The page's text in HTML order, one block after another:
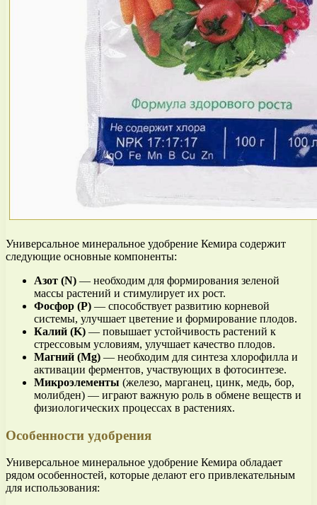
Универсальное минеральное удобрение Кемира содержит
следующие основные компоненты:
Азот (N) — необходим для формирования зеленой
массы растений и стимулирует их рост.
Фосфор (P) — способствует развитию корневой
системы, улучшает цветение и формирование плодов.
Калий (K) — повышает устойчивость растений к
стрессовым условиям, улучшает качество плодов.
Магний (Mg) — необходим для синтеза хлорофилла и
активации ферментов, участвующих в фотосинтезе.
Микроэлементы (железо, марганец, цинк, медь, бор,
молибден) — играют важную роль в обмене веществ и
физиологических процессах в растениях.
Особенности удобрения
Универсальное минеральное удобрение Кемира обладает
рядом особенностей, которые делают его привлекательным
для использования: